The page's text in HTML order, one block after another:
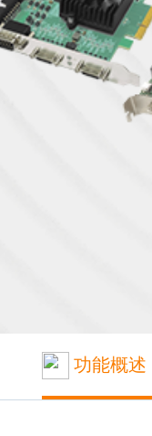
功能概述